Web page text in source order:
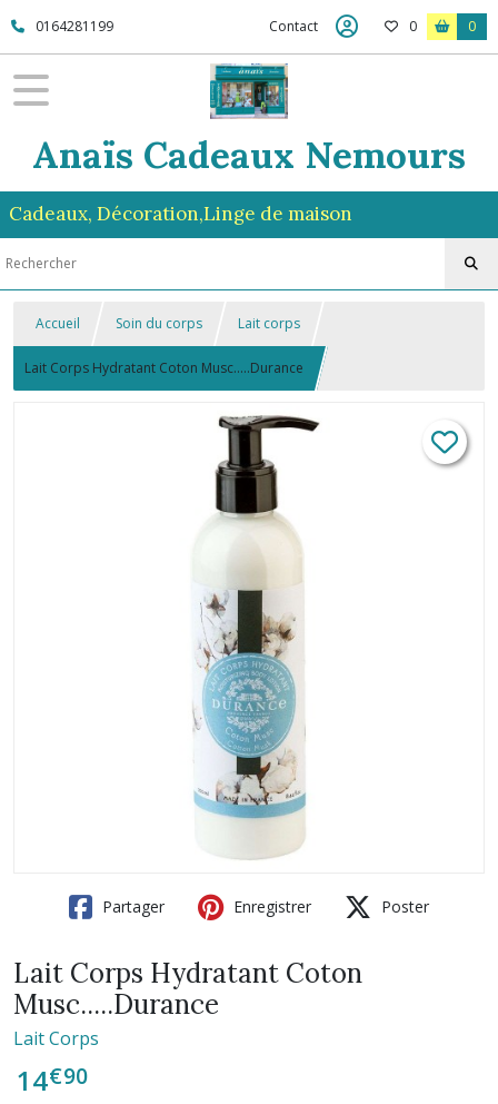
0164281199 Contact 0 0
Anaïs Cadeaux Nemours
Cadeaux, Décoration,Linge de maison
Accueil Soin du corps Lait corps
Lait Corps Hydratant Coton Musc.....Durance
Partager Enregistrer Poster
Lait Corps Hydratant Coton
Musc.....Durance
Lait Corps
14€90